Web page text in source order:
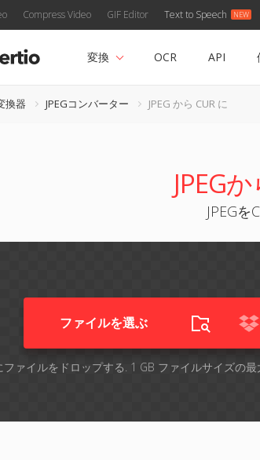
Compress Video GIF Editor Text to Speech
変換 OCR API
換器 JPEGコンバーター JPEG から CUR に
JPEG
JPEG
ファイルを選ぶ
ファイルをドロップする. 1 GB ファイルサイズの